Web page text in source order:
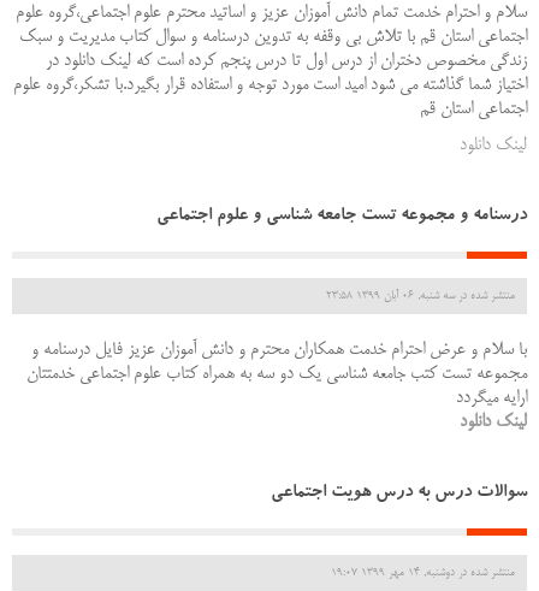
سلام و احترام خدمت تمام دانش آموزان عزیز و اساتید محترم علوم اجتماعی،گروه علوم
اجتماعی استان قم با تلاش بی وقفه به تدوین درسنامه و سوال کتاب مدیریت و سبک
زندگی مخصوص دختران از درس اول تا درس پنجم کرده است که لینک دانلود در
اختیاز شما گذاشته می شود امید است مورد توجه و استفاده قرار بگیرد.با تشکر،گروه علوم
اجتماعی استان قم
لینک دانلود
درسنامه و مجموعه تست جامعه شناسی و علوم اجتماعی
منتشر شده در سه شنبه, 06 آبان 1399 23:58
با سلام و عرض احترام خدمت همکاران محترم و دانش آموزان عزیز فایل درسنامه و
مجموعه تست کتب جامعه شناسی یک دو سه به همراه کتاب علوم اجتماعی خدمتتان
ارایه میگردد
لینک دانلود
سوالات درس به درس هویت اجتماعی
منتشر شده در دوشنبه, 14 مهر 1399 19:07